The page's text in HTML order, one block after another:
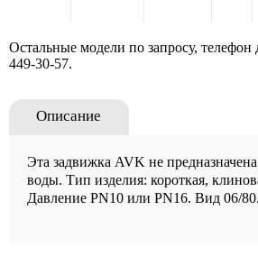
Остальные модели по запросу, телефон
449-30-57.
Описание
Эта задвижка AVK не
воды. Тип изделия: короткая,
Давление PN10 или PN16. Вид 06/80.